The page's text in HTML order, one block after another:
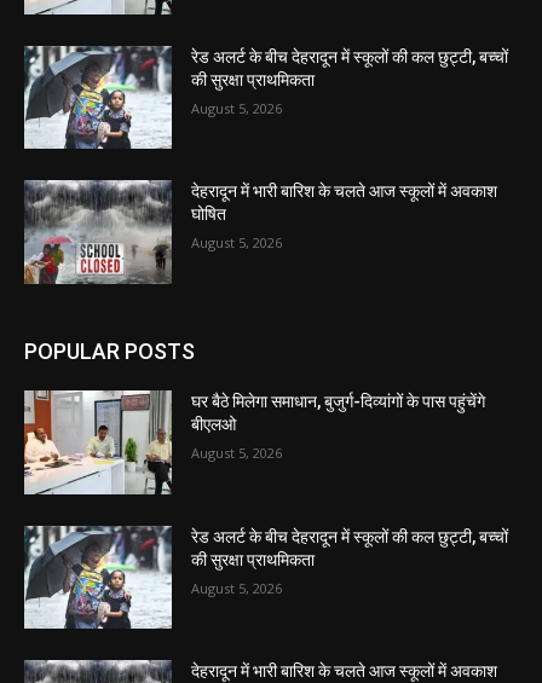
रेड अलर्ट के बीच देहरादून में स्कूलों की कल छुट्टी, बच्चों
की सुरक्षा प्राथमिकता
August 5, 2026
देहरादून में भारी बारिश के चलते आज स्कूलों में अवकाश
घोषित
August 5, 2026
POPULAR POSTS
घर बैठे मिलेगा समाधान, बुजुर्ग-दिव्यांगों के पास पहुंचेंगे
बीएलओ
August 5, 2026
रेड अलर्ट के बीच देहरादून में स्कूलों की कल छुट्टी, बच्चों
की सुरक्षा प्राथमिकता
August 5, 2026
देहरादून में भारी बारिश के चलते आज स्कूलों में अवकाश